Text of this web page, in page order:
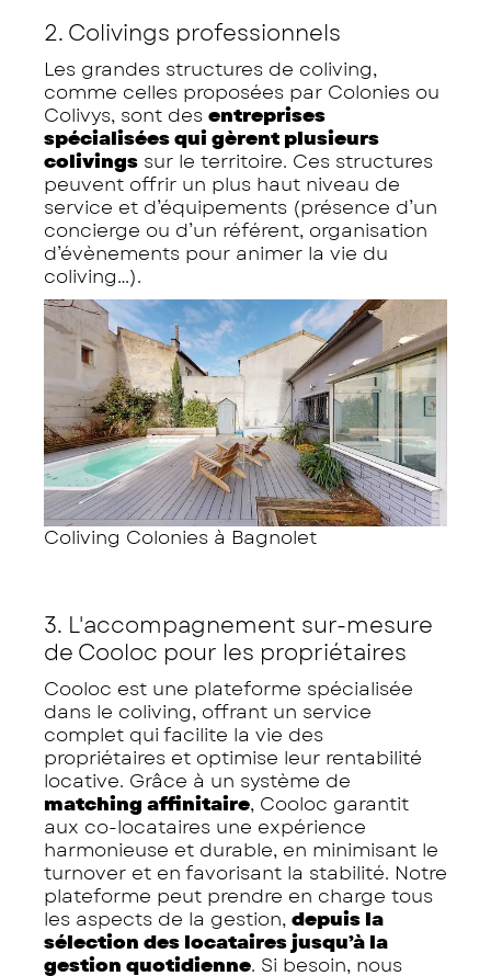
2. Colivings professionnels
Les grandes structures de coliving,
comme celles proposées par Colonies ou
Colivys, sont des entreprises
spécialisées qui gèrent plusieurs
colivings sur le territoire. Ces structures
peuvent offrir un plus haut niveau de
service et d’équipements (présence d’un
concierge ou d’un référent, organisation
d’évènements pour animer la vie du
coliving…).
Coliving Colonies à Bagnolet
3. L'accompagnement sur-mesure
de Cooloc pour les propriétaires
Cooloc est une plateforme spécialisée
dans le coliving, offrant un service
complet qui facilite la vie des
propriétaires et optimise leur rentabilité
locative. Grâce à un système de
matching affinitaire, Cooloc garantit
aux co-locataires une expérience
harmonieuse et durable, en minimisant le
turnover et en favorisant la stabilité. Notre
plateforme peut prendre en charge tous
les aspects de la gestion, depuis la
sélection des locataires jusqu’à la
gestion quotidienne. Si besoin, nous